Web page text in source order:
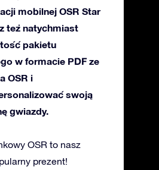
mobilnej OSR Star
też natychmiast
pakietu
w formacie PDF ze
OSR i
swoją
gwiazdy.
OSR to nasz
prezent!